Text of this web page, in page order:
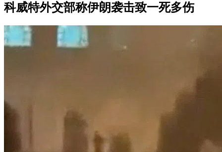
科威特外交部称伊朗袭击致一死多伤